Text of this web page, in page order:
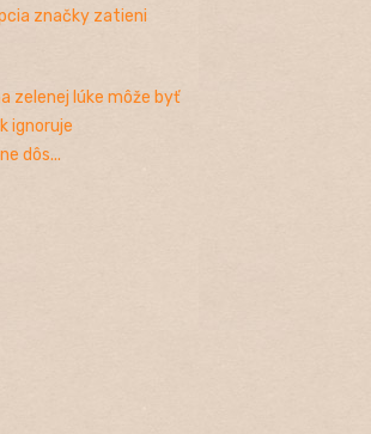
značky zatieni
zelenej lúke môže byť
ignoruje
dôs...